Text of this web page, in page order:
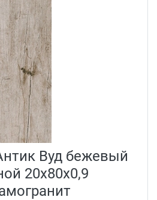
Вуд бежевый
20x80x0,9